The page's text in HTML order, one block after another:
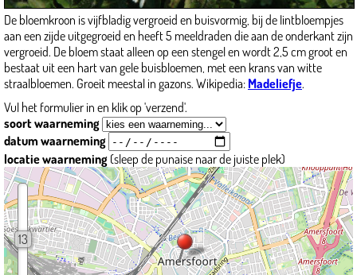
De bloemkroon is vijfbladig vergroeid en buisvormig, bij de lintbloempjes
aan een zijde uitgegroeid en heeft 5 meeldraden die aan de onderkant zijn
vergroeid. De bloem staat alleen op een stengel en wordt 2,5 cm groot en
bestaat uit een hart van gele buisbloemen, met een krans van witte
straalbloemen. Groeit meestal in gazons. Wikipedia: Madeliefje.
Vul het formulier in en klik op 'verzend'.
soort waarneming
datum waarneming
locatie waarneming (sleep de punaise naar de juiste plek)
13